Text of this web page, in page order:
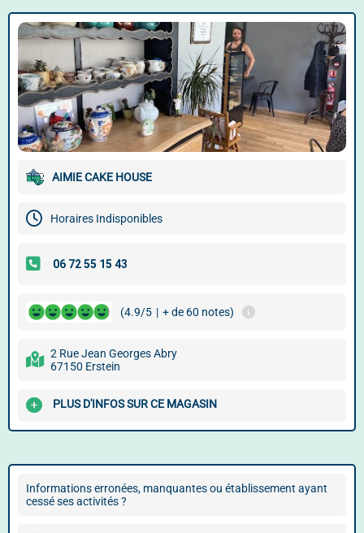
AIMIE CAKE HOUSE
Horaires Indisponibles
(4.9/5 | + de 60 notes)
2 Rue Jean Georges Abry
67150 Erstein
PLUS D'INFOS SUR CE MAGASIN
Informations erronées, manquantes ou établissement ayant
cessé ses activités ?